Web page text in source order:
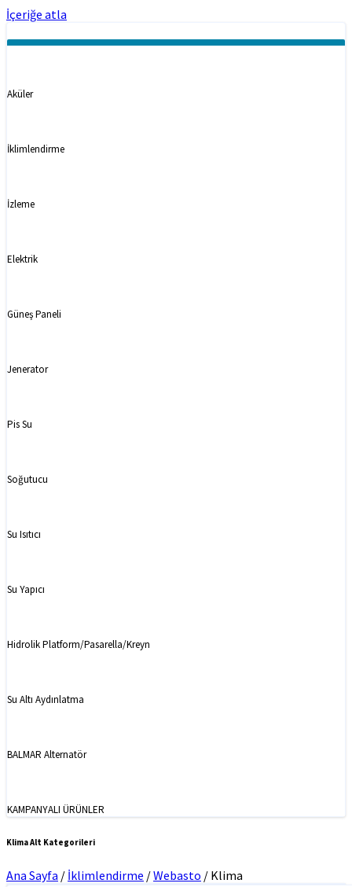
İçeriğe atla
Aküler
İklimlendirme
İzleme
Elektrik
Güneş Paneli
Jenerator
Pis Su
Soğutucu
Su Isıtıcı
Su Yapıcı
Hidrolik Platform/Pasarella/Kreyn
Su Altı Aydınlatma
BALMAR Alternatör
KAMPANYALI ÜRÜNLER
Klima Alt Kategorileri
Ana Sayfa / İklimlendirme /Webasto / Klima